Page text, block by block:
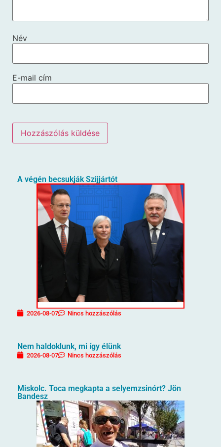
Név
E-mail cím
A végén becsukják Szijjártót
2026-08-07 Nincs hozzászólás
Nem haldoklunk, mi így élünk
2026-08-07 Nincs hozzászólás
Miskolc. Toca megkapta a selyemzsinórt? Jön
Bandesz